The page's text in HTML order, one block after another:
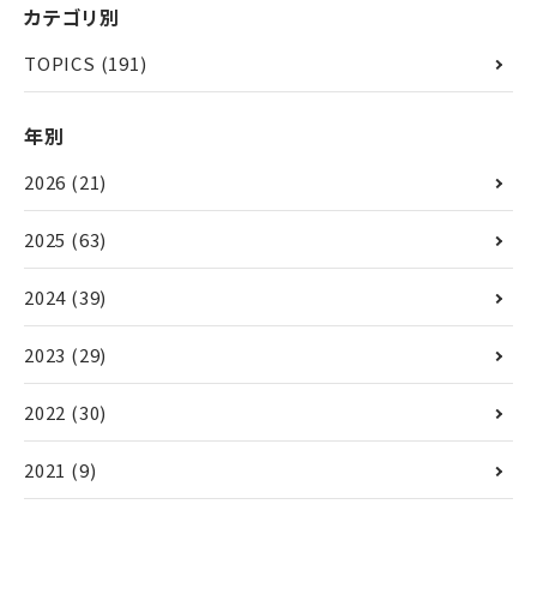
カテゴリ別
TOPICS (191)
年別
2026 (21)
2025 (63)
2024 (39)
2023 (29)
2022 (30)
2021 (9)